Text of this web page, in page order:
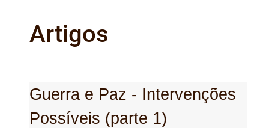
Artigos
Guerra e Paz - Intervenções
Possíveis (parte 1)